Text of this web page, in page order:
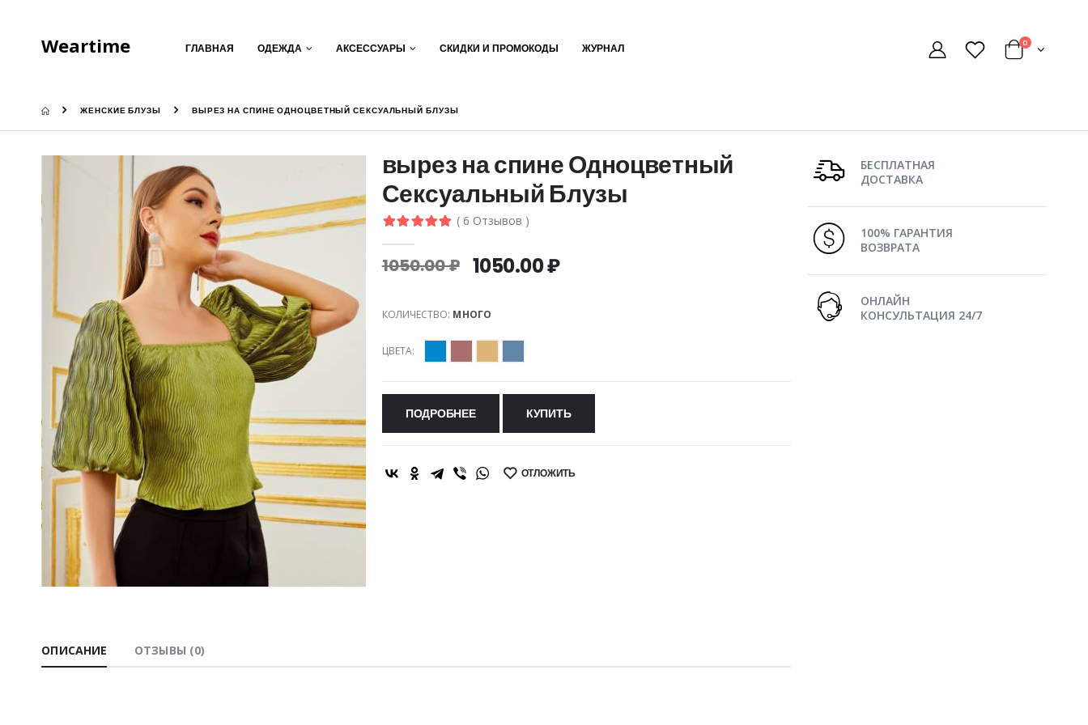
Weartime ГЛАВНАЯ ОДЕЖДА АКСЕССУАРЫ СКИДКИ И ПРОМОКОДЫ ЖУРНАЛ 0
ЖЕНСКИЕ БЛУЗЫ ВЫРЕЗ НА СПИНЕ ОДНОЦВЕТНЫЙ СЕКСУАЛЬНЫЙ БЛУЗЫ
вырез на спине Одноцветный
Сексуальный Блузы
( 6 Отзывов )
1050.00 ₽ 1050.00 ₽
КОЛИЧЕСТВО: МНОГО
ЦВЕТА:
ПОДРОБНЕЕ КУПИТЬ
SHARE: ОТЛОЖИТЬ
ОПИСАНИЕ ОТЗЫВЫ (0)
БЕСПЛАТНАЯ
ДОСТАВКА
100% ГАРАНТИЯ
ВОЗВРАТА
ОНЛАЙН
КОНСУЛЬТАЦИЯ 24/7